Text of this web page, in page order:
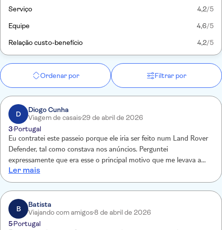
Serviço 4,2/5
Equipe 4,6/5
Relação custo-benefício 4,2/5
Ordenar por Filtrar por
D
Diogo Cunha
Viagem de casais29 de abril de 2026
3 Portugal
Eu contratei este passeio porque ele iria ser feito num Land Rover
Defender, tal como constava nos anúncios. Perguntei
expressamente que era esse o principal motivo que me levava a
fazer este passeio, era mesmo essencial para mim. Alisha e o seu
colega belga garantiram que sim, contudo o passeio afinal foi
realizado num Toyota! Essa a razão do meu descontentamento pois
não gosto de ser enganado!
Ler mais
B
Batista
Viajando com amigos 8 de abril de 2026
5Portugal